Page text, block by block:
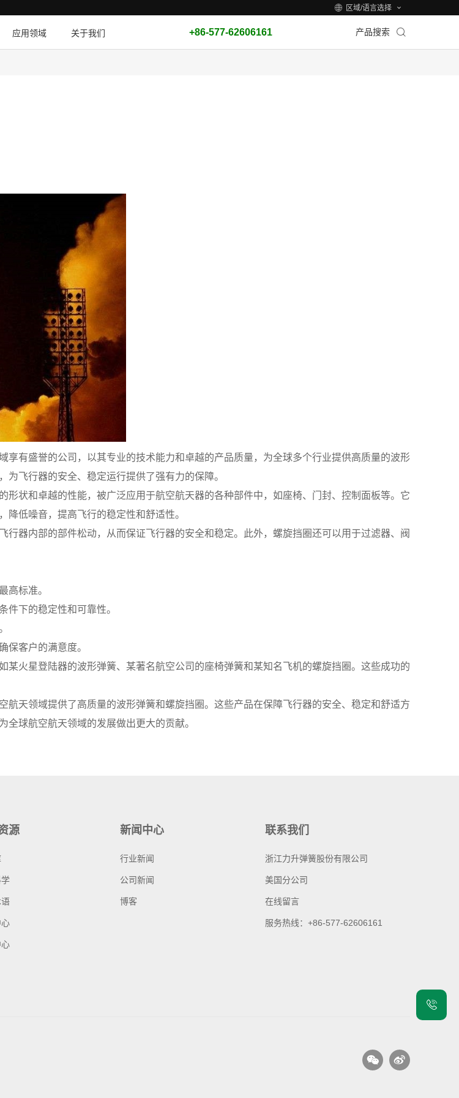
区域/语言选择
应用领域 关于我们 +86-577-62606161 产品搜索
有盛誉的公司，以其专业的技术能力和卓越的产品质量，为全球多个行业提供高质量的波形
飞行器的安全、稳定运行提供了强有力的保障。
状和卓越的性能，被广泛应用于航空航天器的各种部件中，如座椅、门封、控制面板等。它
低噪音，提高飞行的稳定性和舒适性。
器内部的部件松动，从而保证飞行器的安全和稳定。此外，螺旋挡圈还可以用于过滤器、阀
高标准。
件下的稳定性和可靠性。
保客户的满意度。
火星登陆器的波形弹簧、某著名航空公司的座椅弹簧和某知名飞机的螺旋挡圈。这些成功的
天领域提供了高质量的波形弹簧和螺旋挡圈。这些产品在保障飞行器的安全、稳定和舒适方
球航空航天领域的发展做出更大的贡献。
源 新闻中心
行业新闻
公司新闻
博客
联系我们
浙江力升弹簧股份有限公司
美国分公司
在线留言
服务热线：+86-577-62606161